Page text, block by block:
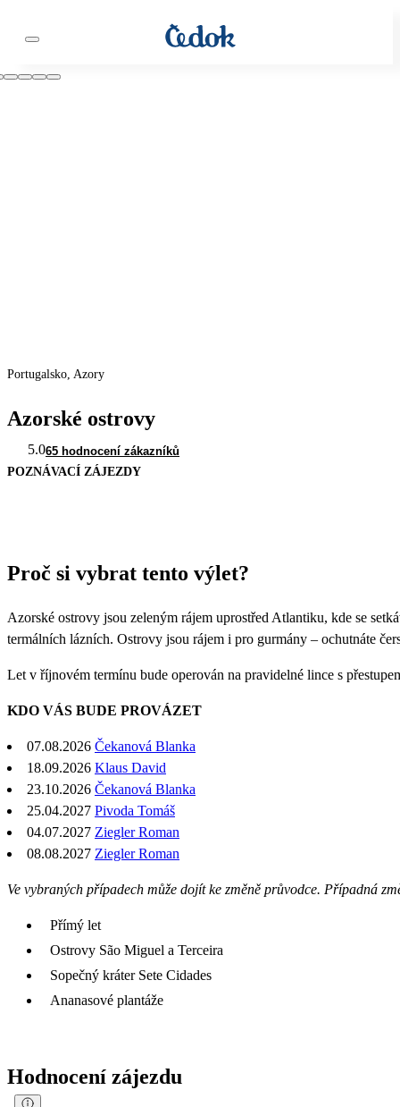
Portugalsko, Azory
Azorské ostrovy
5.065 hodnocení zákazníků
POZNÁVACÍ ZÁJEZDY
Proč si vybrat tento výlet?
Azorské ostrovy jsou zeleným rájem uprostřed Atlantiku, kde se
termálních lázních. Ostrovy jsou rájem i pro gurmány – ochutnáte
Let v říjnovém termínu bude operován na pravidelné lince s
KDO VÁS BUDE PROVÁZET
07.08.2026 Čekanová Blanka
18.09.2026 Klaus David
23.10.2026 Čekanová Blanka
25.04.2027 Pivoda Tomáš
04.07.2027 Ziegler Roman
08.08.2027 Ziegler Roman
Ve vybraných případech může dojít ke změně průvodce. Případná
Přímý let
Ostrovy São Miguel a Terceira
Sopečný kráter Sete Cidades
Ananasové plantáže
Hodnocení zájezdu